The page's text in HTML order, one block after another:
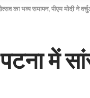
का भव्य समापन, पीएम मोदी ने
में